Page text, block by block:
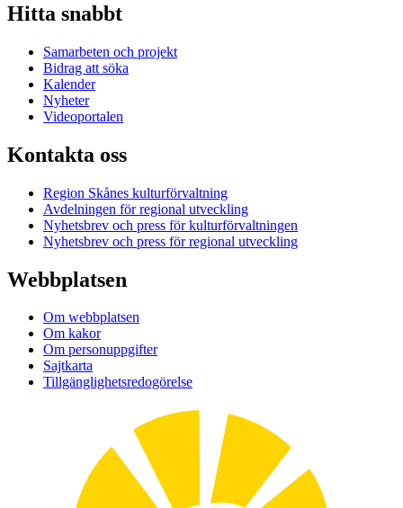
Hitta snabbt
Samarbeten och projekt
Bidrag att söka
Kalender
Nyheter
Videoportalen
Kontakta oss
Region Skånes kulturförvaltning
Avdelningen för regional utveckling
Nyhetsbrev och press för kulturförvaltningen
Nyhetsbrev och press för regional utveckling
Webbplatsen
Om webbplatsen
Om kakor
Om personuppgifter
Sajtkarta
Tillgänglighetsredogörelse